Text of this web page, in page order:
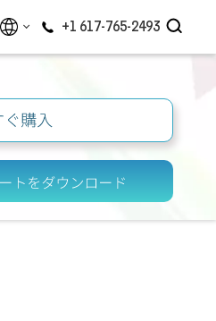
+1 617-765-2493